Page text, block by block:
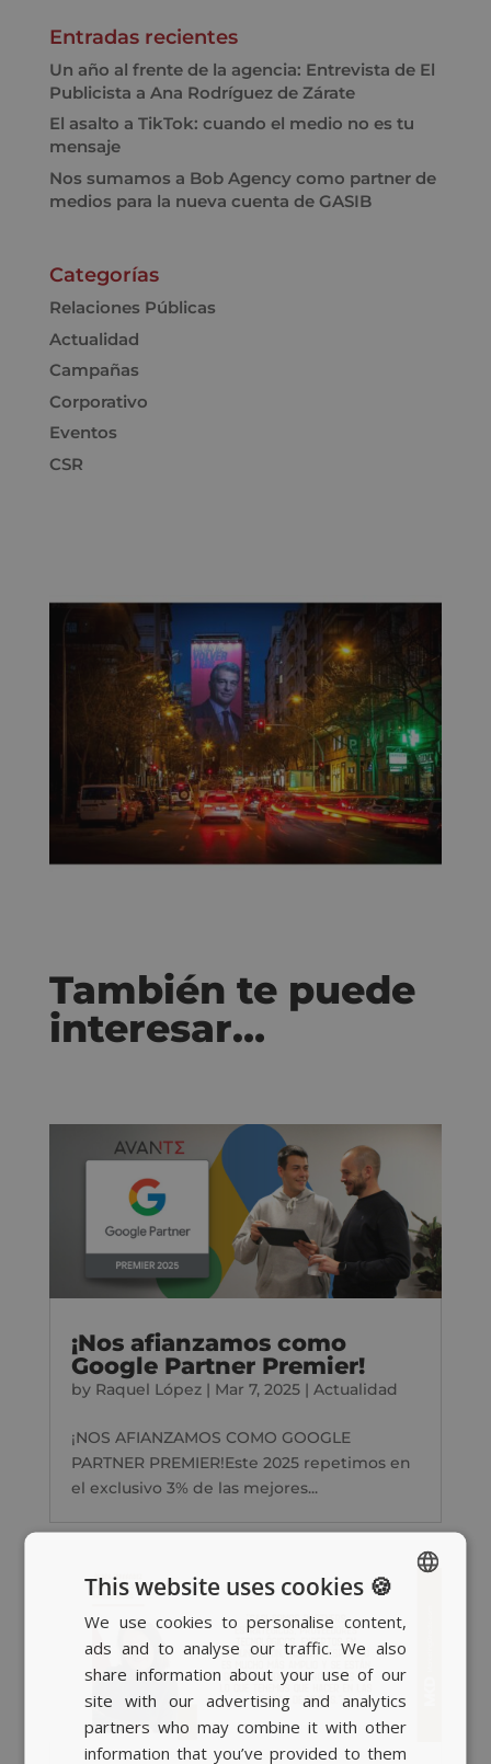
Entradas recientes
Un año al frente de la agencia: Entrevista de El
Publicista a Ana Rodríguez de Zárate
El asalto a TikTok: cuando el medio no es tu
mensaje
Nos sumamos a Bob Agency como partner de
medios para la nueva cuenta de GASIB
Categorías
Relaciones Públicas
Actualidad
Campañas
Corporativo
Eventos
CSR
También te puede
interesar…
¡Nos afianzamos como
Google Partner Premier!
by Raquel López| Mar 7, 2025| Actualidad
¡NOS AFIANZAMOS COMO GOOGLE
PARTNER PREMIER!Este 2025 repetimos en
el exclusivo 3% de las mejores...
SPANISH
BASQUE
CATALAN
ENGLISH
This website uses cookies 🍪
We use cookies to personalise content,
ads and to analyse our traffic. We also
share information about your use of our
site with our advertising and analytics
partners who may combine it with other
information that you’ve provided to them